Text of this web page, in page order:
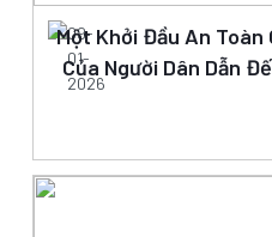
Một Khởi Đầu An Toàn
Của Người Dân Dẫn
Bom Mìn Được Xử Lý
09-
01-
2026